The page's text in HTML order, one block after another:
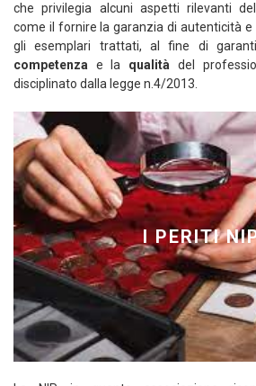
che privilegia alcuni aspetti rilevanti
come il fornire la garanzia di autenticità e
gli esemplari trattati, al fine di
competenza e la qualità del
disciplinato dalla legge n.4/2013.
I PERITI